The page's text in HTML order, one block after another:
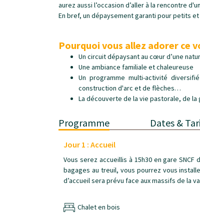
aurez aussi l’occasion d’aller à la rencontre
En bref, un dépaysement garanti pour petits et
Pourquoi vous allez adorer ce
Un circuit dépaysant au cœur d’une
Une ambiance familiale et chaleureuse
Un programme multi-activité
construction d'arc et de flèches…
La découverte de la vie pastorale, de
Programme Dates &
Jour 1 : Accueil
Vous serez accueillis à 15h30 en gare
bagages au treuil, vous pourrez vous
d’accueil sera prévu face aux massifs de la
Chalet en bois